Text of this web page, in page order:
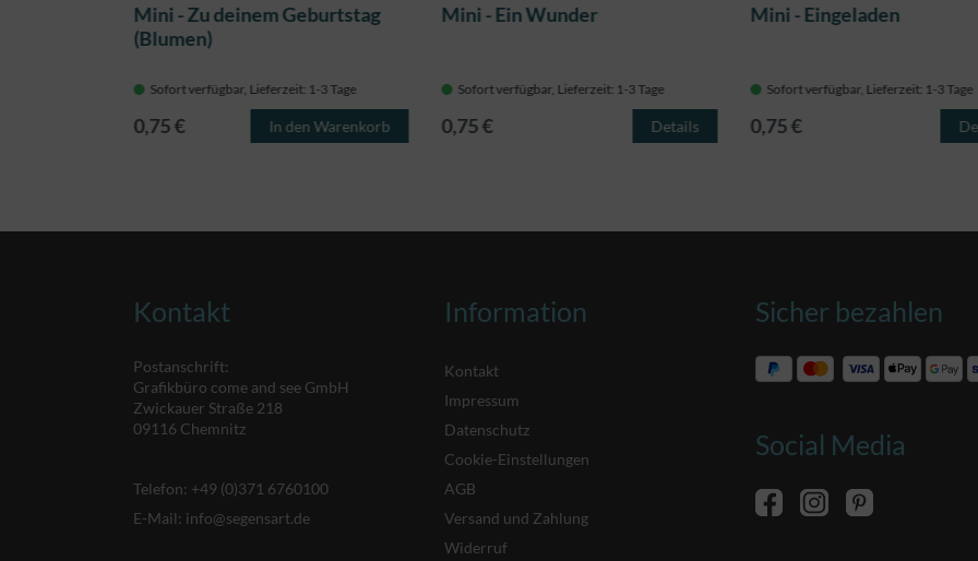
Mini - Zu deinem Geburtstag
(Blumen)
Sofort verfügbar, Lieferzeit: 1-3 Tage
0,75 € In den Warenkorb
Mini - Ein Wunder
Sofort verfügbar, Lieferzeit: 1-3 Tage
0,75 € Details
Mini - Eingeladen
Sofort verfügbar, Lieferzeit: 1-3 Tage
0,75 €
Kontakt
Postanschrift:
Grafikbüro come and see GmbH
Zwickauer Straße 218
09116 Chemnitz
Telefon: +49 (0)371 6760100
E-Mail: info@segensart.de
Information
Kontakt
Impressum
Datenschutz
Cookie-Einstellungen
AGB
Versand und Zahlung
Widerruf
Sicher bezahlen
Social Media